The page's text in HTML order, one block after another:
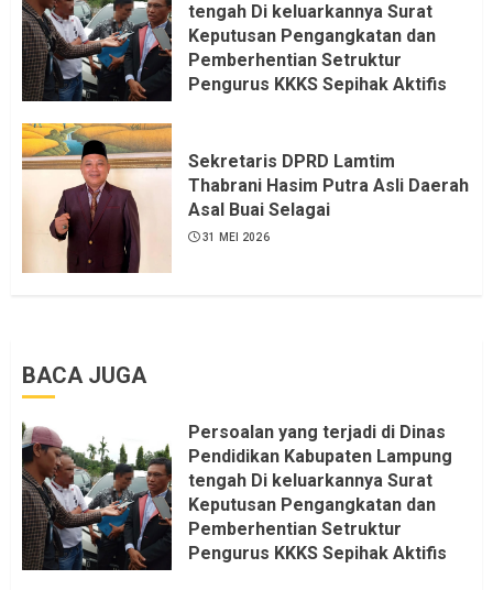
tengah Di keluarkannya Surat
Keputusan Pengangkatan dan
Pemberhentian Setruktur
Pengurus KKKS Sepihak Aktifis
Dapat saya pastikan penuh Unsur
KKN, dan Unsur Politik.
6 AGUSTUS 2026
Sekretaris DPRD Lamtim
Thabrani Hasim Putra Asli Daerah
Asal Buai Selagai
31 MEI 2026
BACA JUGA
Persoalan yang terjadi di Dinas
Pendidikan Kabupaten Lampung
tengah Di keluarkannya Surat
Keputusan Pengangkatan dan
Pemberhentian Setruktur
Pengurus KKKS Sepihak Aktifis